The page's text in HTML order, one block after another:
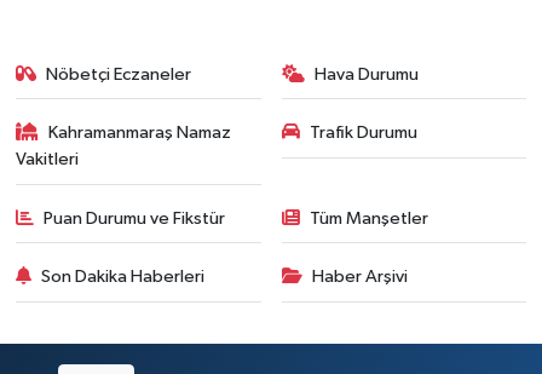
Nöbetçi Eczaneler Hava Durumu
Kahramanmaraş Namaz
Vakitleri
Trafik Durumu
Puan Durumu ve Fikstür Tüm Manşetler
Son Dakika Haberleri Haber Arşivi